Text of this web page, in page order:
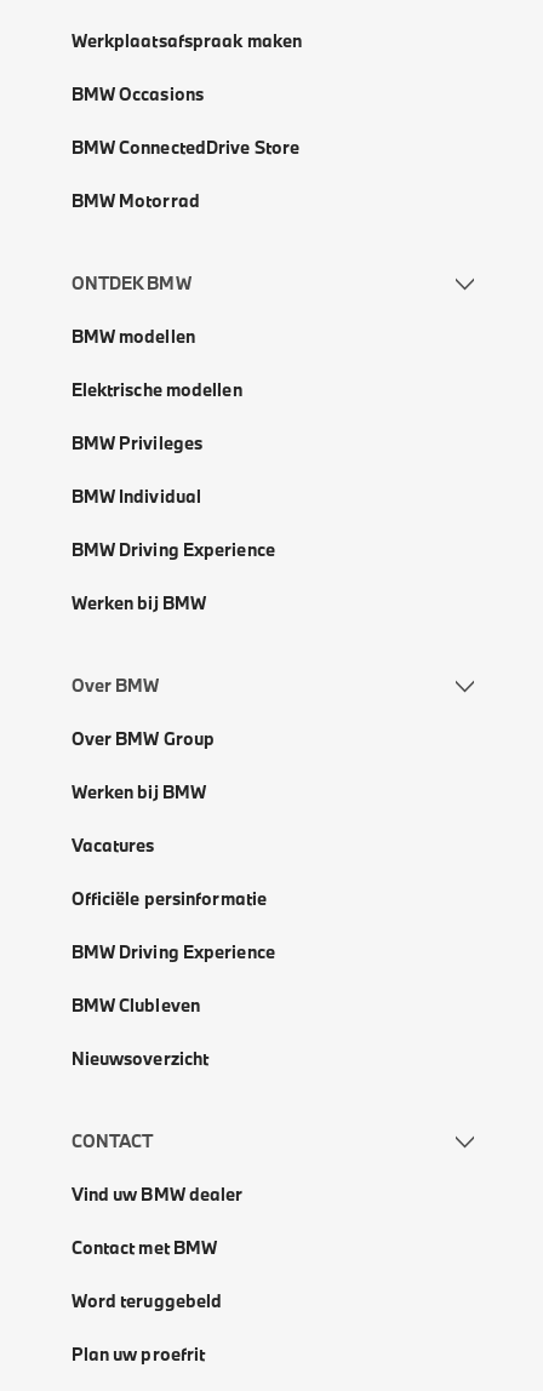
Werkplaatsafspraak maken
BMW Occasions
BMW ConnectedDrive Store
BMW Motorrad
ONTDEK BMW
BMW modellen
Elektrische modellen
BMW Privileges
BMW Individual
BMW Driving Experience
Werken bij BMW
Over BMW
Over BMW Group
Werken bij BMW
Vacatures
Officiële persinformatie
BMW Driving Experience
BMW Clubleven
Nieuwsoverzicht
CONTACT
Vind uw BMW dealer
Contact met BMW
Word teruggebeld
Plan uw proefrit